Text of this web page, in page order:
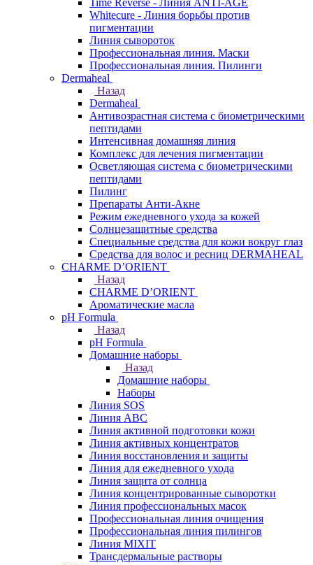
Time Reverse - Линия ANTI-AGE
Whitecure - Линия борьбы против
пигментации
Линия сывороток
Профессиональная линия. Маски
Профессиональная линия. Пилинги
Dermaheal
Назад
Dermaheal
Антивозрастная система с биометрическими
пептидами
Интенсивная домашняя линия
Комплекс для лечения пигментации
Осветляющая система с биометрическими
пептидами
Пилинг
Препараты Анти-Акне
Режим ежедневного ухода за кожей
Солнцезащитные средства
Специальные средства для кожи вокруг глаз
Средства для волос и ресниц DERMAHEAL
CHARME D’ORIENT
Назад
CHARME D’ORIENT
Ароматические масла
pH Formula
Назад
pH Formula
Домашние наборы
Назад
Домашние наборы
Наборы
Линия SOS
Линия АВС
Линия активной подготовки кожи
Линия активных концентратов
Линия восстановления и защиты
Линия для ежедневного ухода
Линия защита от солнца
Линия концентрированные сыворотки
Линия профессиональных масок
Профессиональная линия очищения
Профессиональная линия пилингов
Линия MIXIT
Трансдермальные растворы